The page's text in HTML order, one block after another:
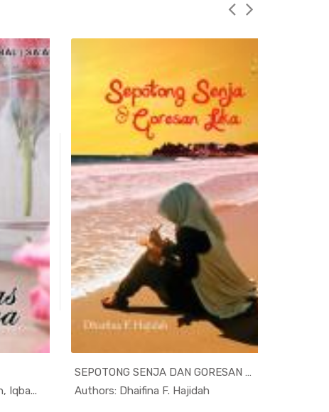
Iqba...
SEPOTONG SENJA DAN GORESAN LUKA
Authors: Dhaifina F. HajidahIn Kumpula...